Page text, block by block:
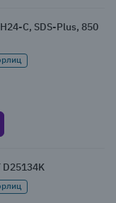
C, SDS-Plus, 850
D25134K